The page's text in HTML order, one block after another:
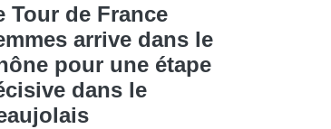
Tour de France
arrive dans le
pour une étape
dans le